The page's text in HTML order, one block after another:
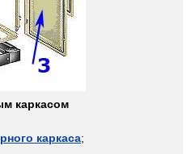
каркасом
каркаса;